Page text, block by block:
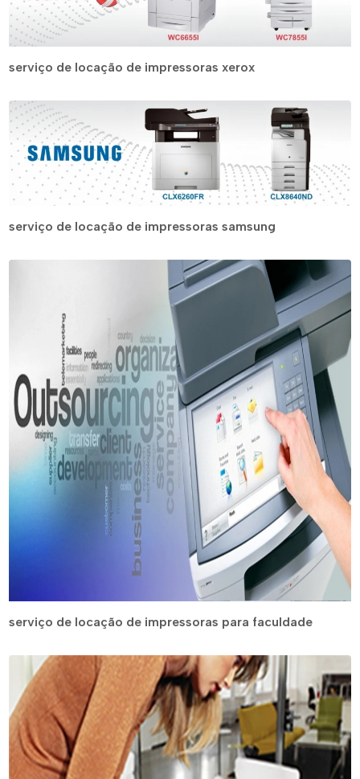
serviço de locação de impressoras xerox
serviço de locação de impressoras samsung
serviço de locação de impressoras para faculdade